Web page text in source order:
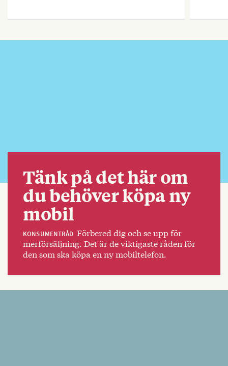
Tänk på det här om
du behöver köpa ny
mobil
KONSUMENTRÅD Förbered dig och se upp för
merförsäljning. Det är de viktigaste råden för
den som ska köpa en ny mobiltelefon.